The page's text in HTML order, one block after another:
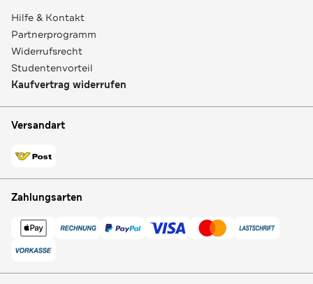
Hilfe & Kontakt
Partnerprogramm
Widerrufsrecht
Studentenvorteil
Kaufvertrag widerrufen
Versandart
Zahlungsarten